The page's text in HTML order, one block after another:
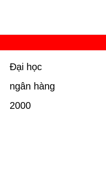
Đại học
ngân hàng
2000